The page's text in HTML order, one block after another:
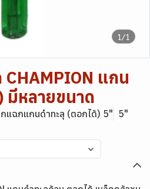
1/1
แกน
มีหลายขนาด
แฉกแกนดำทะลุ (ตอกได้) 5" 5"